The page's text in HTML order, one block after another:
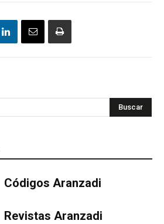
Buscar
Códigos Aranzadi
Revistas Aranzadi